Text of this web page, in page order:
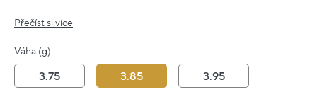
Přečíst si více
Váha (g):
3.75 3.85 3.95